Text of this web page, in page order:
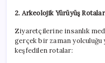
2. Arkeolojik Yürüyüş
Ziyaretçilerine insanlık
gerçek bir zaman
keşfedilen rotalar: